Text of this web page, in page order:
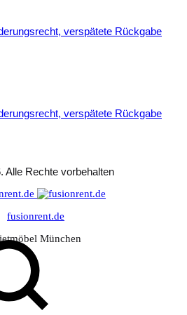
verspätete Rückgabe
verspätete Rückgabe
Alle Rechte vorbehalten
fusionrent.de
München